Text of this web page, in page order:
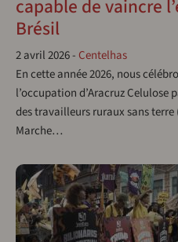
capable de vaincre
Brésil
2 avril 2026- Centelhas
En cette année 2026, nous
l’occupation d’Aracruz Celulose
des travailleurs ruraux sans terre
Marche…